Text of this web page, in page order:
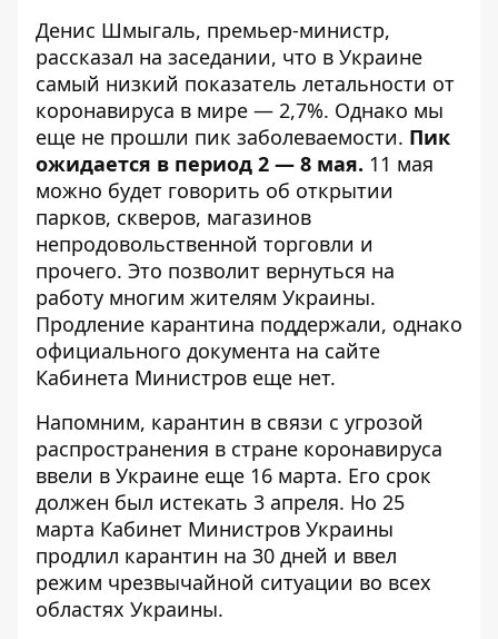
Денис Шмыгаль, премьер-министр,
рассказал на заседании, что в Украине
самый низкий показатель летальности от
коронавируса в мире — 2,7%. Однако мы
еще не прошли пик заболеваемости. Пик
ожидается в период 2 — 8 мая. 11 мая
можно будет говорить об открытии
парков, скверов, магазинов
непродовольственной торговли и
прочего. Это позволит вернуться на
работу многим жителям Украины.
Продление карантина поддержали, однако
официального документа на сайте
Кабинета Министров еще нет.
Напомним, карантин в связи с угрозой
распространения в стране коронавируса
ввели в Украине еще 16 марта. Его срок
должен был истекать 3 апреля. Но 25
марта Кабинет Министров Украины
продлил карантин на 30 дней и ввел
режим чрезвычайной ситуации во всех
областях Украины.